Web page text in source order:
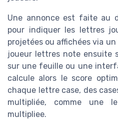
Une annonce est faite au
pour indiquer les lettres
projetées ou affichées via
joueur lettres note ensuite
sur une feuille ou une
calcule alors le score
chaque lettre case, des
multipliée, comme une
multipliee.